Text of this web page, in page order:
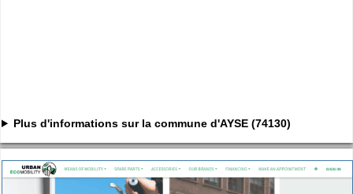
Plus d'informations sur la commune d'AYSE (74130)